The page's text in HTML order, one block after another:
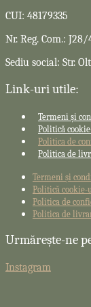
CUI: 48179335
Nr. Reg. Com.:
Sediu social: Str.
Link-uri utile:
Termeni și
Politică
Politica de
Politica de
Termeni și
Politică cookie-
Politica de
Politica de
Urmărește-ne
Instagram